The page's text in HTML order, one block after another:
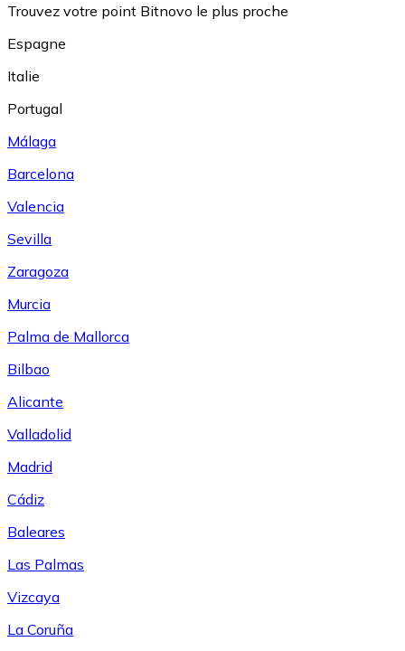
Trouvez votre point Bitnovo le plus proche
Espagne
Italie
Portugal
Málaga
Barcelona
Valencia
Sevilla
Zaragoza
Murcia
Palma de Mallorca
Bilbao
Alicante
Valladolid
Madrid
Cádiz
Baleares
Las Palmas
Vizcaya
La Coruña